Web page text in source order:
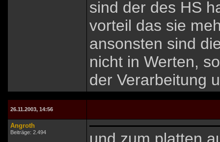
sind der des HS
vorteil das sie
ansonsten sind
nicht in Werten,
der Verarbeitung
26.11.2003, 14:56
Angroth
Beiträge: 2.494